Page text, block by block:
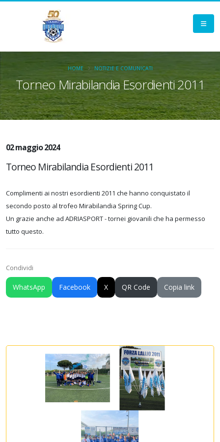
Torneo Mirabilandia Esordienti 2011
HOME NOTIZIE E COMUNICATI
02 maggio 2024
Torneo Mirabilandia Esordienti 2011
Complimenti ai nostri esordienti 2011 che hanno conquistato il
secondo posto al trofeo Mirabilandia Spring Cup.
Un grazie anche ad ADRIASPORT - tornei giovanili che ha permesso
tutto questo.
Condividi
WhatsApp Facebook X QR Code Copia link